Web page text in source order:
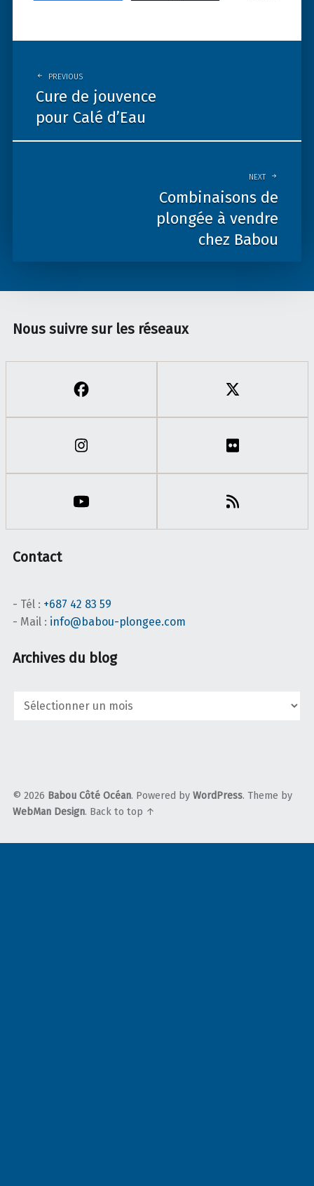
navigation
PREVIOUS
Cure de jouvence
pour Calé d’Eau
NEXT
Combinaisons de
plongée à vendre
chez Babou
Nous suivre sur les réseaux
Contact
- Tél : +687 42 83 59
- Mail : info@babou-plongee.com
Archives du blog
Archives
© 2026 Babou Côté Océan. Powered by WordPress. Theme by
WebMan Design. Back to top ↑